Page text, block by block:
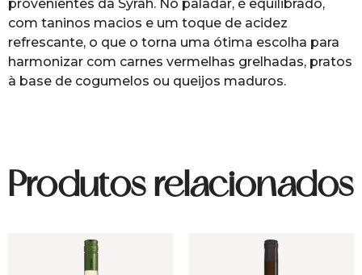
provenientes da Syrah. No paladar, é equilibrado,
com taninos macios e um toque de acidez
refrescante, o que o torna uma ótima escolha para
harmonizar com carnes vermelhas grelhadas, pratos
à base de cogumelos ou queijos maduros.
Produtos relacionados